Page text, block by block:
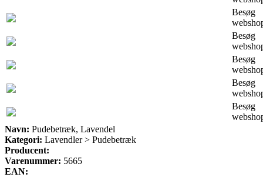
Besøg
Besøg
Besøg
Besøg
Besøg
Navn: Pudebetræk, Lavendel
Kategori: Lavendler > Pudebetræk
Producent:
Varenummer: 5665
EAN: